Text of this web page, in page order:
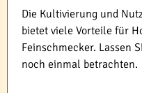
Die Kultivierung und
bietet viele Vorteile für
Feinschmecker. Lassen
noch einmal betrachten.